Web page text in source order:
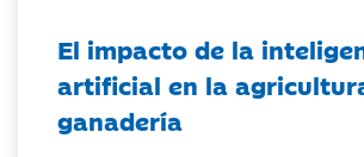
El impacto de la
artificial en la
ganadería